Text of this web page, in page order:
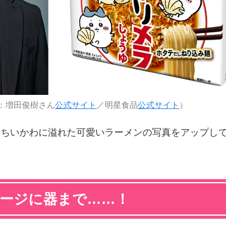
増田俊樹さん公式サイト ／明星食品公式サイト ）
いかわに溢れた可愛いラーメンの写真をアップし
ジに器まで……！